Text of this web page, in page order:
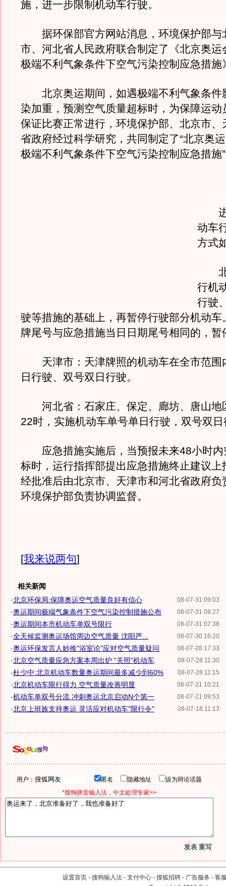
施，进一步限制机动车行驶。
据环保部官方网站消息，环境保护部与
市、河北省人民政府联合制定了《北京奥运
极端不利气象条件下空气污染控制应急措施
北京奥运期间，如遇极端不利气象条件
染加重，预测空气质量超标时，为保障运动
保证比赛正常进行，环境保护部、北京市、
省政府经过科学研究，共同制定了“北京奥
极端不利气象条件下空气污染控制应急措施
进
动车
方式
北
行机
行驶
驶等措施的基础上，再暂停行驶部分机动车
牌尾号与应急措施当日日期尾号相同的，暂
天津市：天津牌照的机动车在全市范围
日行驶、双号双日行驶。
河北省：石家庄、保定、廊坊、唐山地
22时，实施机动车单号单日行驶，双号双
应急措施实施后，当预报未来48小时内
标时，运行指挥部提出应急措施终止建议上
经批准后由北京市、天津市和河北省政府负
环境保护部负责协调监督。
[我来说两句]
相关新闻
08-07-31 09:03
·北京环保局:保障奥运空气质量良好有信心
08-07-31 08:27
·奥运期间极端气象条件下空气污染控制措施公布
08-07-31 07:38
·奥运期间本市机动车单双号限行
08-07-30 16:20
·全天候监测奥运场馆周边空气质量 沈阳严...
08-07-28 17:33
·奥运环保发言人妙推"浴室论"应对空气质量疑问
08-07-28 11:30
·北京空气质量应急方案本周出炉 "关照"机动车
08-07-28 11:15
·杜少中:北京机动车数量奥运期间最多减少到60%
08-07-21 10:21
·北京机动车限行得力 空气质量改善明显
08-07-21 09:53
·机动车单双号分流 冲刺奥运北京启动N个第一
08-07-18 11:13
·北京上班族支持奥运 灵活应对机动车"限行令"
用户： 匿名 隐藏地址
设为辩论话题
*搜狗拼音输入法，中文处理专家>>
设置首页 - 搜狗输入法 - 支付中心 - 搜狐招聘 - 广告服务 - 客